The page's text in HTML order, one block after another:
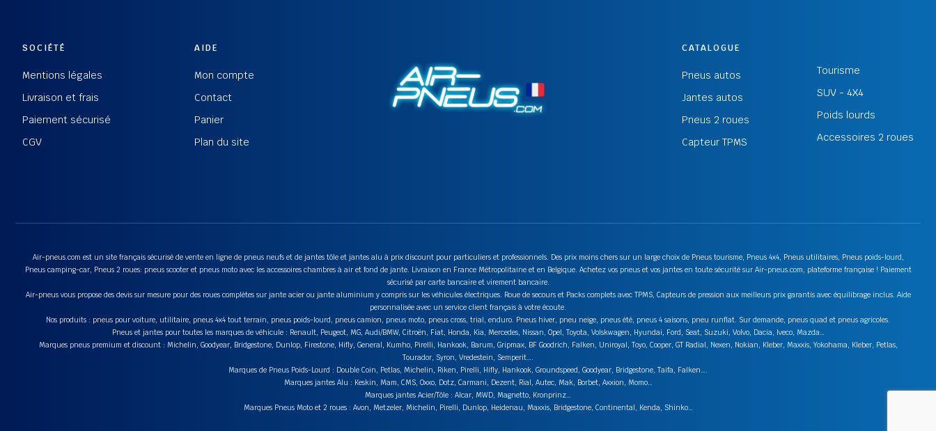
SOCIÉTÉ
Mentions légales
Livraison et frais
Paiement sécurisé
CGV
AIDE
Mon compte
Contact
Panier
Plan du site
CATALOGUE
Pneus autos
Jantes autos
Pneus 2 roues
Capteur TPMS
Tourisme
SUV - 4X4
Poids lourds
Accessoires 2 roues
Air-pneus.com est un site français sécurisé de vente en ligne de pneus neufs et de jantes tôle et jantes alu à prix discount pour particuliers et professionnels. Des prix moins chers sur un large choix de Pneus tourisme, Pneus 4x4, Pneus utilitaires, Pneus poids-lourd,
Pneus camping-car, Pneus 2 roues: pneus scooter et pneus moto avec les accessoires chambres à air et fond de jante. Livraison en France Métropolitaine et en Belgique. Achetez vos pneus et vos jantes en toute sécurité sur Air-pneus.com, plateforme française ! Paiement
sécurisé par carte bancaire et virement bancaire.
Air-pneus vous propose des devis sur mesure pour des roues complètes sur jante acier ou jante aluminium y compris sur les véhicules électriques. Roue de secours et Packs complets avec TPMS, Capteurs de pression aux meilleurs prix garantis avec équilibrage inclus. Aide
personnalisée avec un service client français à votre écoute.
Nos produits : pneus pour voiture, utilitaire, pneus 4x4 tout terrain, pneus poids-lourd, pneus camion, pneus moto, pneus cross, trial, enduro. Pneus hiver, pneu neige, pneus été, pneus 4 saisons, pneu runflat. Sur demande, pneus quad et pneus agricoles.
Pneus et jantes pour toutes les marques de véhicule : Renault, Peugeot, MG, Audi/BMW, Citroën, Fiat, Honda, Kia, Mercedes, Nissan, Opel, Toyota, Volskwagen, Hyundai, Ford, Seat, Suzuki, Volvo, Dacia, Iveco, Mazda…
Marques pneus premium et discount : Michelin, Goodyear, Bridgestone, Dunlop, Firestone, Hifly, General, Kumho, Pirelli, Hankook, Barum, Gripmax, BF Goodrich, Falken, Uniroyal, Toyo, Cooper, GT Radial, Nexen, Nokian, Kleber, Maxxis, Yokohama, Kleber, Petlas,
Tourador, Syron, Vredestein, Semperit….
Marques de Pneus Poids-Lourd : Double Coin, Petlas, Michelin, Riken, Pirelli, Hifly, Hankook, Groundspeed, Goodyear, Bridgestone, Taifa, Falken….
Marques jantes Alu : Keskin, Mam, CMS, Oxxo, Dotz, Carmani, Dezent, Rial, Autec, Mak, Borbet, Axxion, Momo…
Marques jantes Acier/Tôle : Alcar, MWD, Magnetto, Kronprinz…
Marques Pneus Moto et 2 roues : Avon, Metzeler, Michelin, Pirelli, Dunlop, Heidenau, Maxxis, Bridgestone, Continental, Kenda, Shinko…